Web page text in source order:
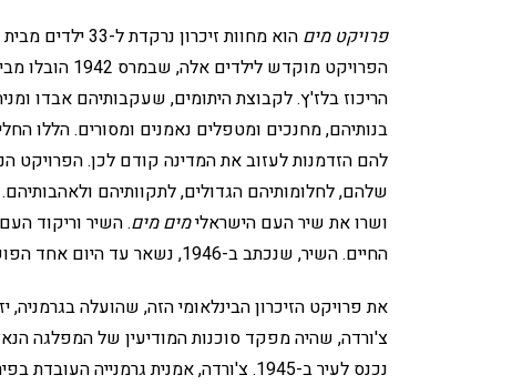
פרויקט מים
הריכוז בלז'ץ. לקבוצת היתומים, שעקבותיהם אבדו
בנותיהם, מחנכים ומטפלים נאמנים ומסורים. הללו
להם הזדמנות לעזוב את המדינה קודם לכן.
שלהם, לחלומותיהם הגדולים, לתקוותיהם
ושרו את שיר העם הישראלימים מים. השיר וריקוד
החיים. השיר, שנכתב ב-1946, נשאר עד היום אחד הפופולריים ביותר בישראל.
צ'ורדה, שהיה מפקד סוכנות המודיעין של המפלגה
נכנס לעיר ב-1945. צ'ורדה, אמנית